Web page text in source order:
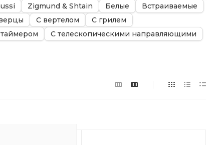
Zigmund & Shtain Белые
Встраиваемые
С вертелом
С грилем
С телескопическими направляющими